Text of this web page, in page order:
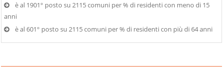
è al 1901° posto su 2115 comuni per % di residenti con meno di 15
anni
è al 601° posto su 2115 comuni per % di residenti con più di 64 anni